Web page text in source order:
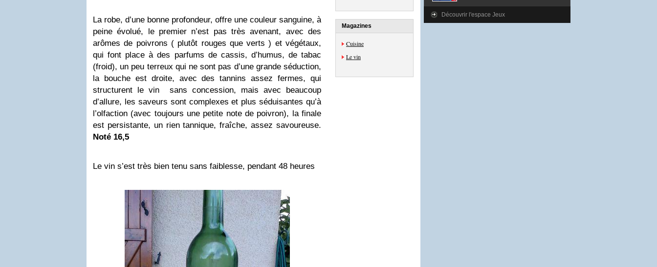
La robe, d’une bonne profondeur, offre une couleur sanguine, à
peine évolué, le premier n’est pas très avenant, avec des
arômes de poivrons ( plutôt rouges que verts ) et végétaux,
qui font place à des parfums de cassis, d’humus, de tabac
(froid), un peu terreux qui ne sont pas d’une grande séduction,
la bouche est droite, avec des tannins assez fermes, qui
structurent le vin
sans concession, mais avec beaucoup
d’allure, les saveurs sont complexes et plus séduisantes qu’à
l’olfaction (avec toujours une petite note de poivron), la finale
est persistante, un rien tannique, fraîche, assez savoureuse.
Noté 16,5
Le vin s’est très bien tenu sans faiblesse, pendant 48 heures
Magazines
Cuisine
Le vin
Découvrir l'espace Jeux